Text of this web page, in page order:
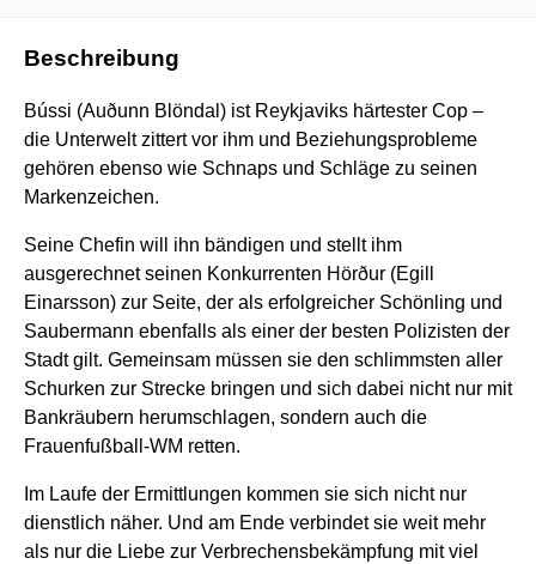
Beschreibung
Bússi (Auðunn Blöndal) ist Reykjaviks härtester Cop –
die Unterwelt zittert vor ihm und Beziehungsprobleme
gehören ebenso wie Schnaps und Schläge zu seinen
Markenzeichen.
Seine Chefin will ihn bändigen und stellt ihm
ausgerechnet seinen Konkurrenten Hörður (Egill
Einarsson) zur Seite, der als erfolgreicher Schönling und
Saubermann ebenfalls als einer der besten Polizisten der
Stadt gilt. Gemeinsam müssen sie den schlimmsten aller
Schurken zur Strecke bringen und sich dabei nicht nur mit
Bankräubern herumschlagen, sondern auch die
Frauenfußball-WM retten.
Im Laufe der Ermittlungen kommen sie sich nicht nur
dienstlich näher. Und am Ende verbindet sie weit mehr
als nur die Liebe zur Verbrechensbekämpfung mit viel